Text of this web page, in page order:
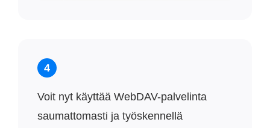
4
Voit nyt käyttää WebDAV-palvelinta
saumattomasti ja työskennellä